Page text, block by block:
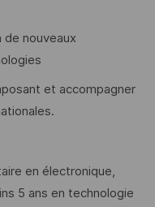
nouveaux
et accompagner
en électronique,
5 ans en technologie